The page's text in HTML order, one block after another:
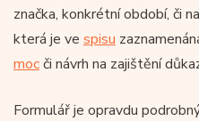
značka, konkrétní období, či
která je ve spisu
mocči návrh na zajištění
Formulář je opravdu